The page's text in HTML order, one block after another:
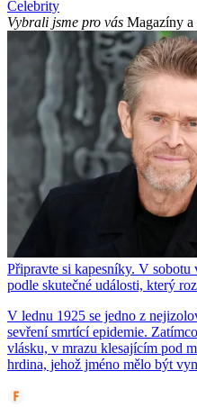
Celebrity
Vybrali jsme pro vás Magazíny a
Připravte si kapesníky. V
podle skutečné události, který
V lednu 1925 se jedno z
sevření smrtící epidemie.
vlásku, v mrazu klesajícím pod
hrdina, jehož jméno mělo být